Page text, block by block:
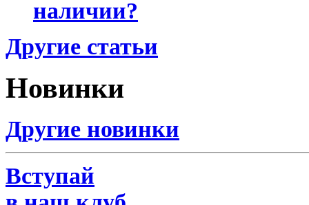
наличии?
Другие статьи
Новинки
Другие новинки
Вступай